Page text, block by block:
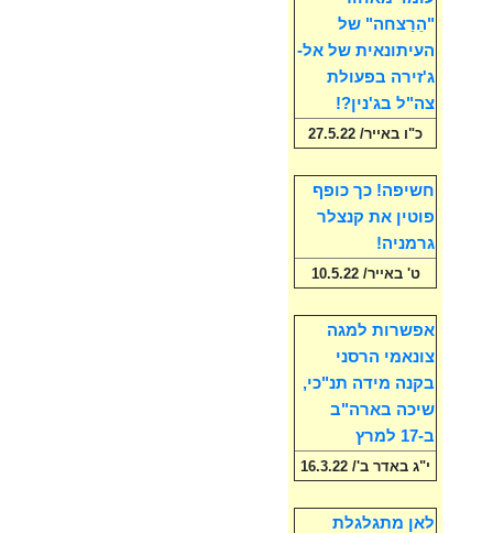
"הֵרַצחה" של
העיתונאית של אל-
ג'זירה בפעולת
צה"ל בג'נין?!
כ"ו באייר/ 27.5.22
חשיפה! כך כופף
פוטין את קנצלר
גרמניה!
ט' באייר/ 10.5.22
אפשרות למגה
צונאמי הרסני
בקנה מידה תנ"כי,
שיכה בארה"ב
ב-17 למרץ
י"ג באדר ב'/ 16.3.22
לאן מתגלגלת